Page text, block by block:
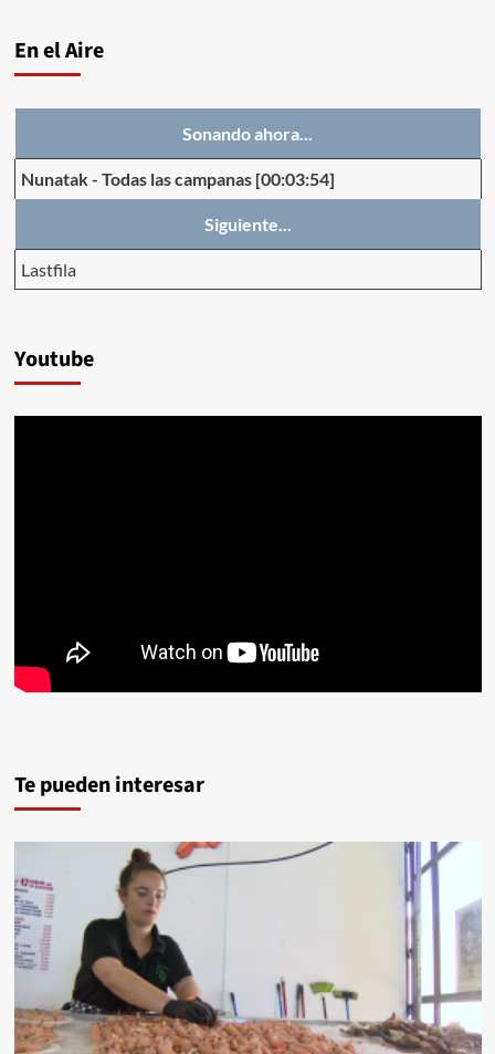
En el Aire
Sonando ahora...
Nunatak- Todas las campanas [00:03:54]
Siguiente...
Lastfila
Youtube
Te pueden interesar